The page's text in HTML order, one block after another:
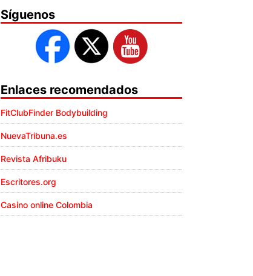
Síguenos
Enlaces recomendados
FitClubFinder Bodybuilding
NuevaTribuna.es
Revista Afribuku
Escritores.org
Casino online Colombia